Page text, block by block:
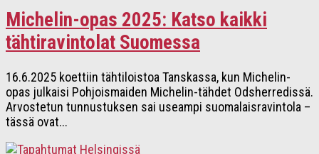
Michelin-opas 2025: Katso kaikki
tähtiravintolat Suomessa
16.6.2025 koettiin tähtiloistoa Tanskassa, kun Michelin-
opas julkaisi Pohjoismaiden Michelin-tähdet Odsherredissä.
Arvostetun tunnustuksen sai useampi suomalaisravintola –
tässä ovat...